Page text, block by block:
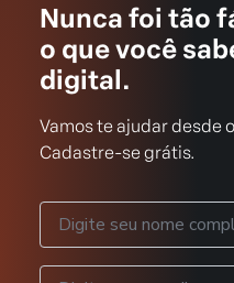
Nunca foi tão
o que você
digital.
Vamos te ajudar desde
Cadastre-se grátis.